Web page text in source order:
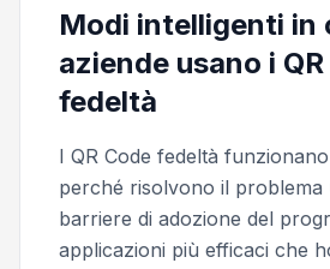
Modi intelligenti in
aziende usano i
fedeltà
I QR Code fedeltà
perché risolvono il problema
barriere di adozione del
applicazioni più efficaci che